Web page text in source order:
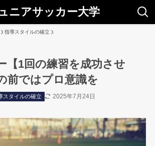
ニアサッカー大学
指導スタイルの確立
【1回の練習を成功させ
前ではプロ意識を
スタイルの確立 2025年7月24日